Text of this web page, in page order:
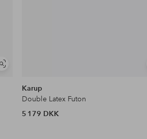
Se
Karup
Double Latex Futon
5 179 DKK